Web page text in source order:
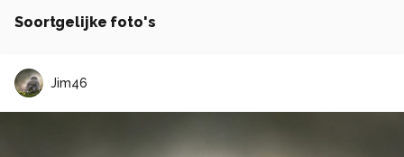
Soortgelijke foto's
Jim46